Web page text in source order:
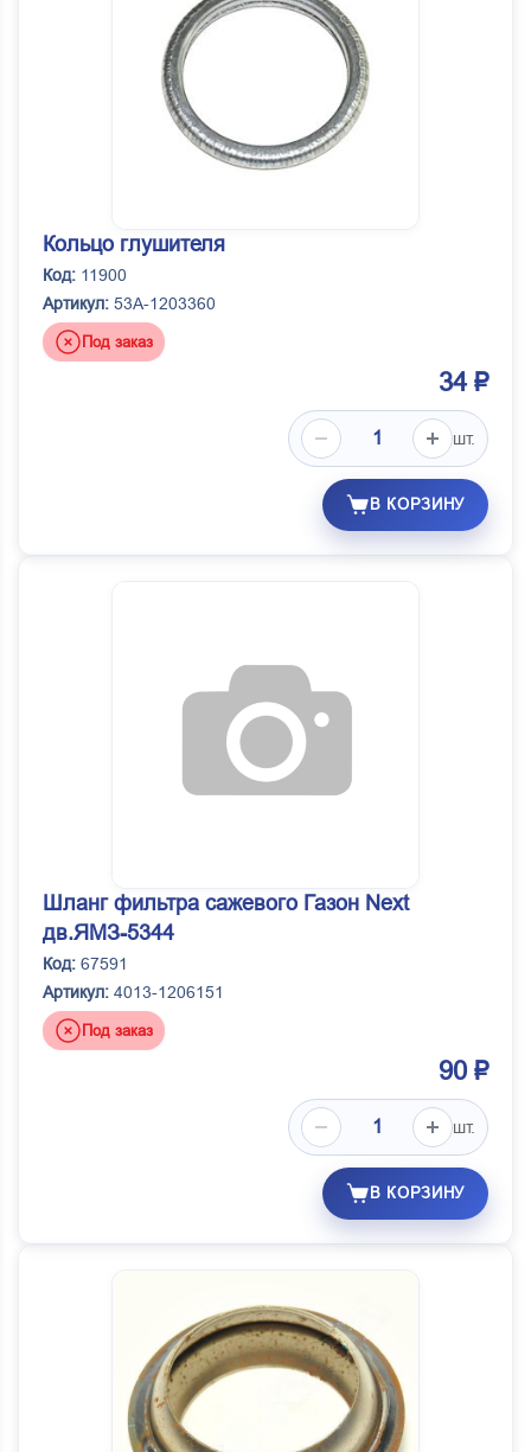
Кольцо глушителя
Код: 11900
Артикул: 53А-1203360
Под заказ
34 ₽
шт.
В КОРЗИНУ
Шланг фильтра сажевого Газон Next
дв.ЯМЗ-5344
Код: 67591
Артикул: 4013-1206151
Под заказ
90 ₽
шт.
В КОРЗИНУ